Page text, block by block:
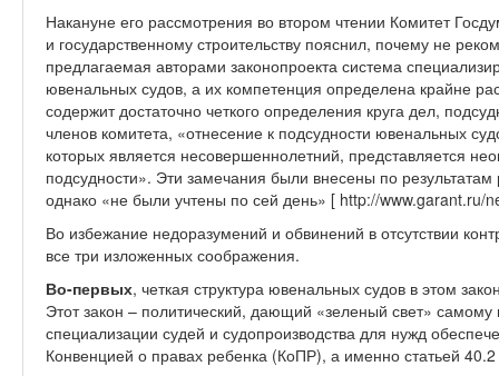
Накануне его рассмотрения во втором чтении Комитет
и государственному строительству пояснил, почему не
предлагаемая авторами законопроекта система
ювенальных судов, а их компетенция определена крайне
содержит достаточно четкого определения круга дел,
членов комитета, «отнесение к подсудности ювенальных
которых является несовершеннолетний, представляется
подсудности». Эти замечания были внесены по
однако «не были учтены по сей день» [ http://www.garant.ru/
Во избежание недоразумений и обвинений в отсутствии
все три изложенных соображения.
Во-первых, четкая структура ювенальных судов в этом
Этот закон – политический, дающий «зеленый свет»
специализации судей и судопроизводства для нужд
Конвенцией о правах ребенка (КоПР), а именно статьей 40.2